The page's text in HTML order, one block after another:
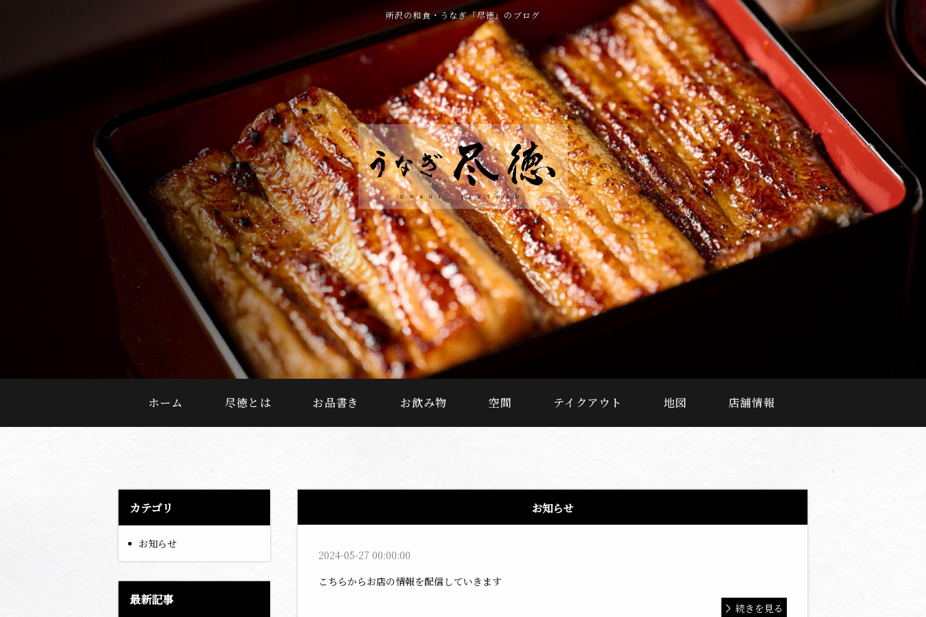
所沢の和食・うなぎ「尽徳」のブログ
ホーム 尽徳とは お品書き お飲み物 空間 テイクアウト 地図 店舗情報
カテゴリ
お知らせ
最新記事
お知らせ
2024-05-27 00:00:00
こちらからお店の情報を配信していきます
続きを見る